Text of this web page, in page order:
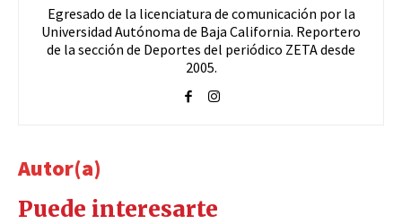
Egresado de la licenciatura de comunicación por la
Universidad Autónoma de Baja California. Reportero
de la sección de Deportes del periódico ZETA desde
2005.
Autor(a)
Puede interesarte